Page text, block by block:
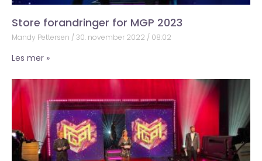
Store forandringer for MGP 2023
Mandy Pettersen 30. november 2022 08:02
Les mer »